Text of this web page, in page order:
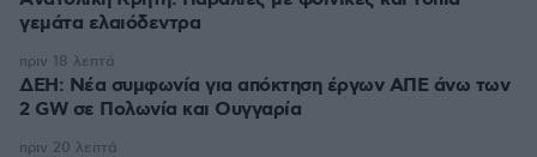
γεμάτα ελαιόδεντρα
ΔΕΗ: Νέα συμφωνία για απόκτηση έργων ΑΠΕ άνω των
2 GW σε Πολωνία και Ουγγαρία
πριν 18 λεπτά
πριν 20 λεπτά